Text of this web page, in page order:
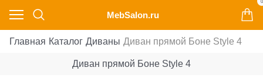
MebSalon.ru
0
Главная Каталог Диваны Диван прямой Боне Style 4
Диван прямой Боне Style 4